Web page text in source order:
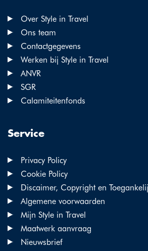
Over Style in Travel
Ons team
Contactgegevens
Werken bij Style in Travel
ANVR
SGR
Calamiteitenfonds
Service
Privacy Policy
Cookie Policy
Discaimer, Copyright en
Algemene voorwaarden
Mijn Style in Travel
Maatwerk aanvraag
Nieuwsbrief